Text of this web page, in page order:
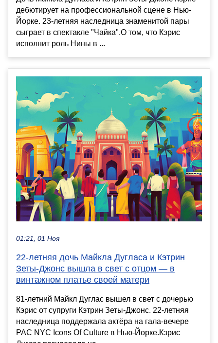
дебютирует на профессиональной сцене в Нью-
Йорке. 23-летняя наследница знаменитой пары
сыграет в спектакле "Чайка".О том, что Кэрис
исполнит роль Нины в ...
01:21, 01 Ноя
22-летняя дочь Майкла Дугласа и Кэтрин
Зеты-Джонс вышла в свет с отцом — в
винтажном платье своей матери
81-летний Майкл Дуглас вышел в свет с дочерью
Кэрис от супруги Кэтрин Зеты-Джонс. 22-летняя
наследница поддержала актёра на гала-вечере
PAC NYC Icons Of Culture в Нью-Йорке.Кэрис